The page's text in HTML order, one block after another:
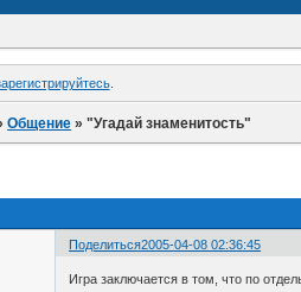
.
Общение »"Угадай знаменитость"
Поделиться2005-04-08 02:36:45
Игра заключается в том, что по